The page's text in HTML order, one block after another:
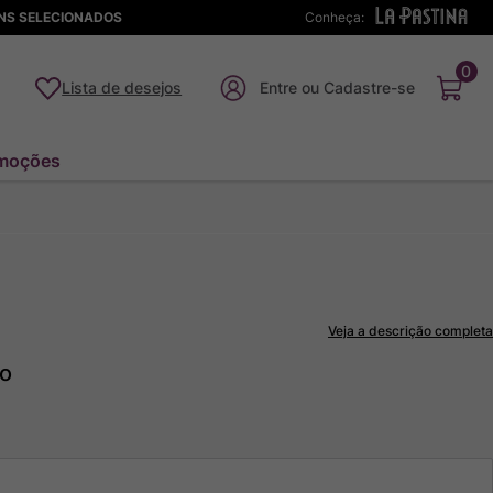
Conheça:
SELECIONADOS
Lista de desejos
0
Veja a descrição completa